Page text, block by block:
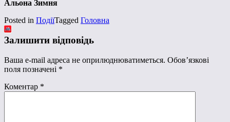
Альона Зимня
Posted in ПодіїTagged Головна
Залишити відповідь
Ваша e-mail адреса не оприлюднюватиметься. Обов’язкові
поля позначені *
Коментар *